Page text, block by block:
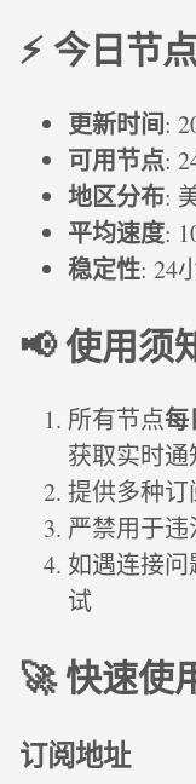
⚡ 今日节
更新时间:
可用节点:
地区分布:
平均速度:
稳定性: 24
📢 使用须
所有节点每
获取实时通
提供多种
严禁用于
如遇连接
试
🚀 快速使
订阅地址